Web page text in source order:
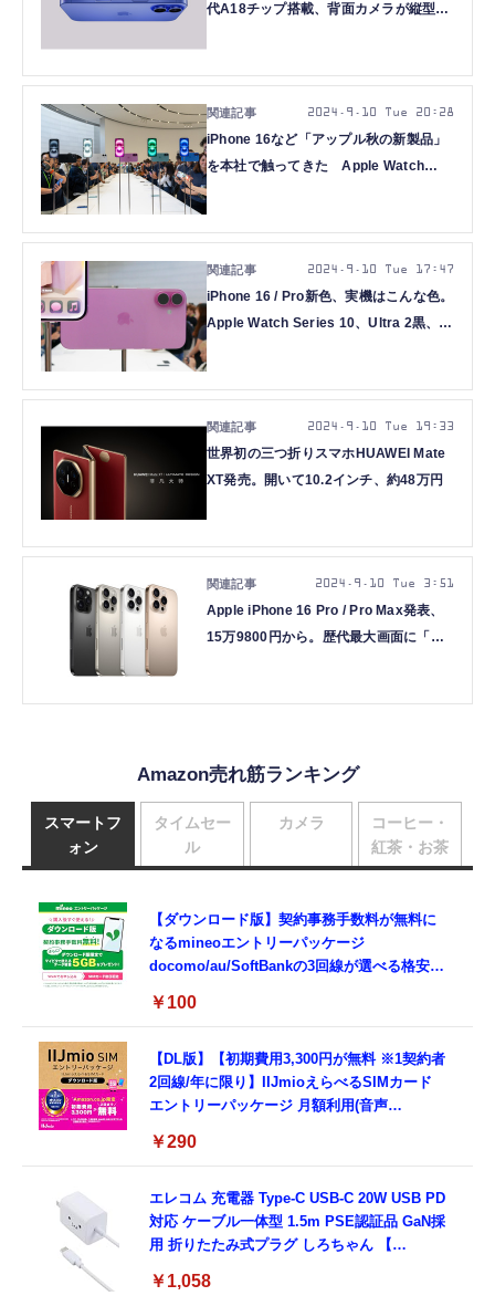
代A18チップ搭載、背面カメラが縦型配
iPhone 16など「アップル秋の新製品」
を本社で触ってきた Apple Watch
2024.9.10 Tue 20:28
iPhone 16 / Pro新色、実機はこんな色。
Apple Watch Series 10、Ultra 2黒、
2024.9.10 Tue 17:47
世界初の三つ折りスマホHUAWEI Mate
XT発売。開いて10.2インチ、約48万円
2024.9.10 Tue 19:33
Apple iPhone 16 Pro / Pro Max発表、
15万9800円から。歴代最大画面に「カ
2024.9.10 Tue 3:51
Amazon売れ筋ランキング
スマートフ
ォン
【ダウンロード版】契約事務手数料が無料に
なるmineoエントリーパッケージ
docomo/au/SoftBankの3回線が選べる格安
￥100
【DL版】【初期費用3,300円が無料 ※1契約者
2回線/年に限り】IIJmioえらべるSIMカード
エントリーパッケージ 月額利用(音声
プリペイド)[ドコモ回線]IM-B327
￥290
エレコム 充電器 Type-C USB-C 20W USB PD
対応 ケーブル一体型 1.5m PSE認証品 GaN採
用 折りたたみ式プラグ しろちゃん 【
￥1,058
タイムセー
ル
カメラ
コーヒー・
紅茶・お茶